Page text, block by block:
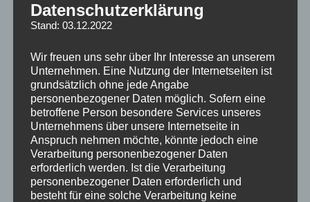
Breite
Design SL-02
Durchmesser 18
ET 40
Fertigung Flow Forming
Hersteller JR WHEELS
Lochkreis 5×114.3
Datenschutzerklärung
Stand: 03.12.2022
Wir freuen uns sehr über Ihr Interesse an unserem
Unternehmen. Eine Nutzung der Internetseiten ist
grundsätzlich ohne jede Angabe
personenbezogener Daten möglich. Sofern eine
betroffene Person besondere Services unseres
Unternehmens über unsere Internetseite in
Anspruch nehmen möchte, könnte jedoch eine
Verarbeitung personenbezogener Daten
erforderlich werden. Ist die Verarbeitung
personenbezogener Daten erforderlich und
besteht für eine solche Verarbeitung keine